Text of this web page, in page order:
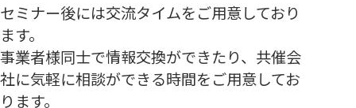
セミナー後には交流タイムをご用意しており
ます。
事業者様同士で情報交換ができたり、共催会
社に気軽に相談ができる時間をご用意してお
ります。